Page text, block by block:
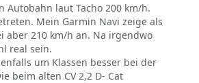
Autobahn laut Tacho 200 km/h.
Mein Garmin Navi zeige als
aber 210 km/h an. Na irgendwo
real sein.
um Klassen besser bei der
beim alten CV 2,2 D- Cat